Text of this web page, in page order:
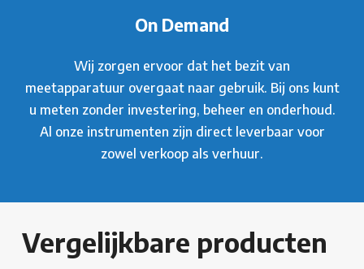
On Demand
Wij zorgen ervoor dat het bezit van
meetapparatuur overgaat naar gebruik. Bij ons kunt
u meten zonder investering, beheer en onderhoud.
Al onze instrumenten zijn direct leverbaar voor
zowel verkoop als verhuur.
Vergelijkbare producten